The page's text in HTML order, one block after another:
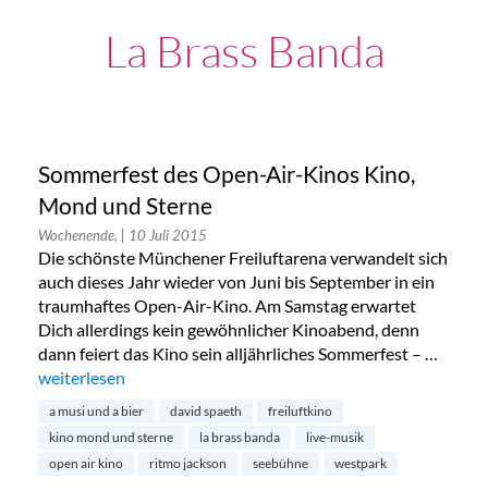
La Brass Banda
Sommerfest des Open-Air-Kinos Kino,
Mond und Sterne
Wochenende, | 10 Juli 2015
Die schönste Münchener Freiluftarena verwandelt sich
auch dieses Jahr wieder von Juni bis September in ein
traumhaftes Open-Air-Kino. Am Samstag erwartet
Dich allerdings kein gewöhnlicher Kinoabend, denn
dann feiert das Kino sein alljährliches Sommerfest – …
„Sommerfest des Open-Air-Kinos Kino, Mond und Sterne“
weiterlesen
a musi und a bier david spaeth
freiluftkino
kino mond und sterne
la brass banda
live-musik
open air kino
ritmo jackson seebühne westpark